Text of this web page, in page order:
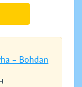
– Bohdan